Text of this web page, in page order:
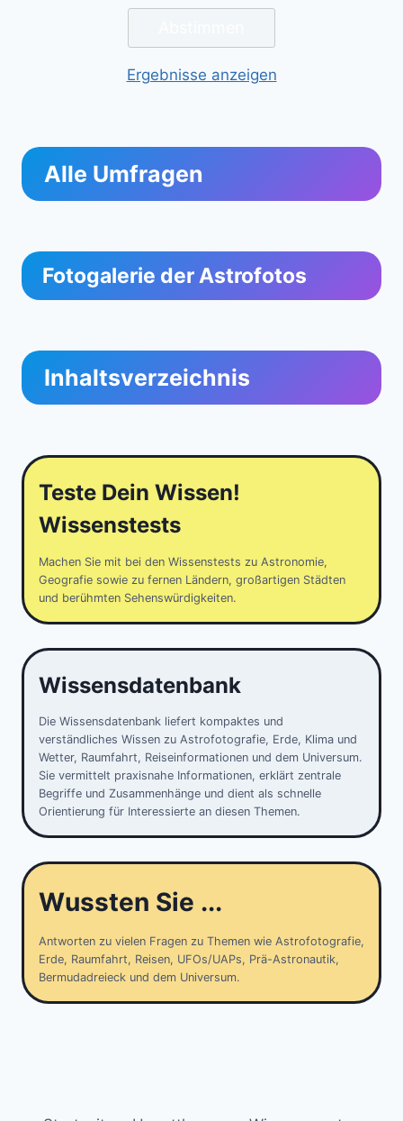
Ergebnisse anzeigen
Alle Umfragen
Fotogalerie der Astrofotos
Inhaltsverzeichnis
Teste Dein Wissen!
Wissenstests
Machen Sie mit bei den Wissenstests zu Astronomie,
Geografie sowie zu fernen Ländern, großartigen Städten
und berühmten Sehenswürdigkeiten.
Wissensdatenbank
Die Wissensdatenbank liefert kompaktes und
verständliches Wissen zu Astrofotografie, Erde, Klima und
Wetter, Raumfahrt, Reiseinformationen und dem Universum.
Sie vermittelt praxisnahe Informationen, erklärt zentrale
Begriffe und Zusammenhänge und dient als schnelle
Orientierung für Interessierte an diesen Themen.
Wussten Sie ...
Antworten zu vielen Fragen zu Themen wie Astrofotografie,
Erde, Raumfahrt, Reisen, UFOs/UAPs, Prä-Astronautik,
Bermudadreieck und dem Universum.